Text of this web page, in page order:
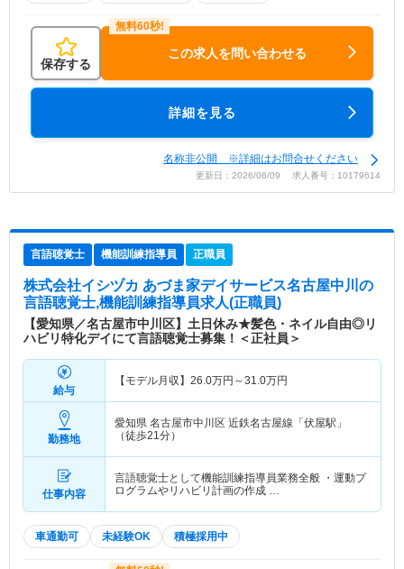
保存する
この求人を問い合わせる
詳細を見る
名称非公開 ※詳細はお問合せください
更新日：2026/06/09 求人番号：10179614
言語聴覚士 機能訓練指導員 正職員
株式会社イシヅカ あづま家デイサービス名古屋中川 の
言語聴覚士,機能訓練指導員求人(正職員)
【愛知県／名古屋市中川区】土日休み★髪色・ネイル自由◎リ
ハビリ特化デイにて言語聴覚士募集！＜正社員＞
給与
【モデル月収】 26.0万円～31.0万円
勤務地
愛知県 名古屋市中川区 近鉄名古屋線「伏屋駅」
（徒歩21分）
仕事内容
言語聴覚士として機能訓練指導員業務全般 ・運動プ
ログラムやリハビリ計画の作成 …
車通勤可 未経験OK 積極採用中